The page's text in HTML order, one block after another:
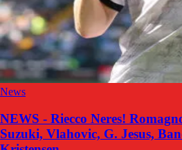
News
NEWS - Riecco Neres!
Suzuki, Vlahovic, G. Jesus,